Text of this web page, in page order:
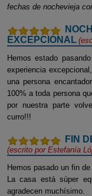
fechas de nochevieja
EXCEPCIONAL
Hemos estado
experiencia
una persona
100% a toda persona
por nuestra parte
curro!!!
FIN
(escrito por Estefanía
Hemos pasado un fin
La casa está súper
agradecen muchísimo.